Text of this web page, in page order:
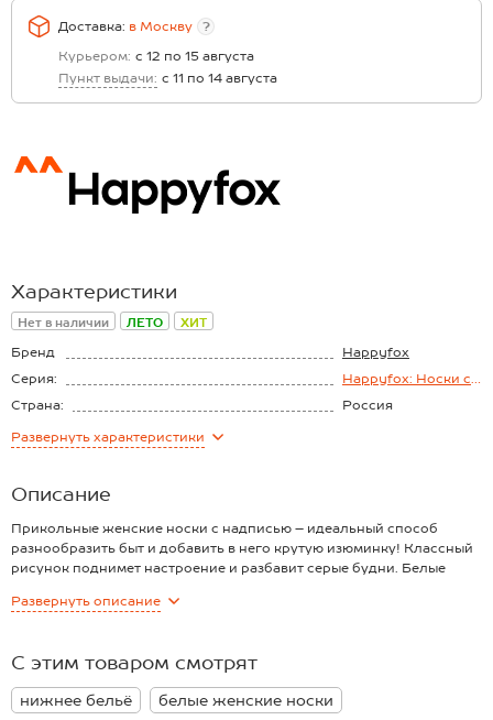
Доставка: в Москву
?
Курьером: с 12 по 15 августа
Пункт выдачи: с 11 по 14 августа
Характеристики
Нет в наличии ЛЕТО ХИТ
Бренд
Happyfox
Серия:
Happyfox: Носки с
Страна:
Россия
Состав:
Развернуть характеристики
Описание
Прикольные женские носки с надписью – идеальный способ
разнообразить быт и добавить в него крутую изюминку! Классный
рисунок поднимет настроение и разбавит серые будни. Белые
подойдут для подростков.
идеален для лета и весны. Благодаря эластану и полиамиду в
составе носочки отлично тянутся и сохраняют форму даже после
частых стирок.
Развернуть описание
С этим товаром смотрят
нижнее бельё
белые женские носки